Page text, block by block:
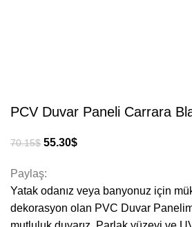
PCV Duvar Paneli Carrara
70.15$ 55.30$
Paylaş:
Yatak odanız veya banyonuz için
dekorasyon olan PVC Duvar